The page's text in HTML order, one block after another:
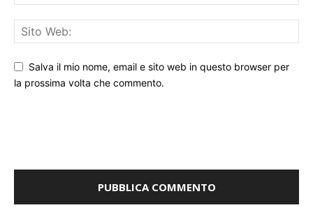
Salva il mio nome, email e sito web in questo browser per
la prossima volta che commento.